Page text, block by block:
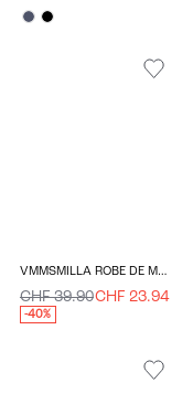
VMMSMILLA ROBE DE MATERNITÉ
CHF 39.90CHF 23.94
-40%